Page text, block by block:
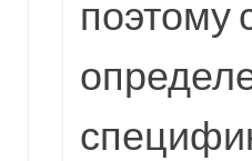
поэтому